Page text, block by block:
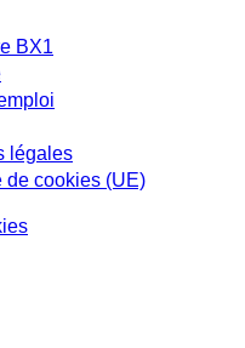
BX1
légales
de cookies (UE)